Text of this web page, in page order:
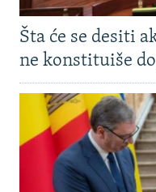
Šta će se desiti
ne konstituiše